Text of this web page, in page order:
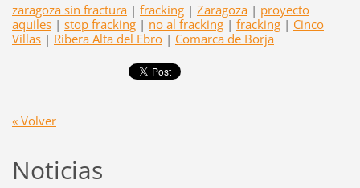
zaragoza sin fractura | fracking | Zaragoza | proyecto
aquiles | stop fracking | no al fracking | fracking | Cinco
Villas | Ribera Alta del Ebro | Comarca de Borja
« Volver
Noticias